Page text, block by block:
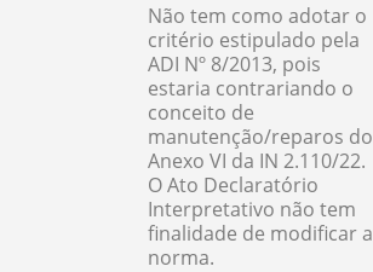
Não tem como adotar o
critério estipulado pela
ADI Nº 8/2013, pois
estaria contrariando o
conceito de
manutenção/reparos do
Anexo VI da IN 2.110/22.
O Ato Declaratório
Interpretativo não tem
finalidade de modificar a
norma.